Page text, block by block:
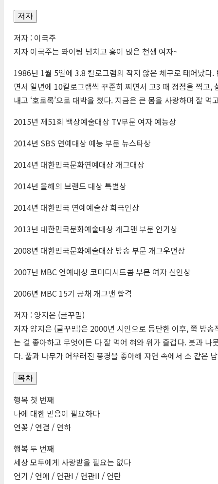
저자
저자 : 이국주
저자 이국주는 퐈이팅 넘치고 흥이 많은 천생 여자~
1986년 1월 5일에 3.8 킬로그램의 작지 않은 체구로 태어났
면서 일년에 10킬로그램씩 꾸준히 찌면서 고3 때 정점을 찍고,
내고 ‘호로록’으로 대박을 쳤다. 지금은 큰 몸을 사랑하며 잘 먹
2015년 제51회 백상예술대상 TV부문 여자 예능상
2014년 SBS 연예대상 예능 부문 뉴스타상
2014년 대한민국문화연예대상 개그대상
2014년 올해의 브랜드 대상 특별상
2014년 대한민국 연예예술상 희극인상
2013년 대한민국문화예술대상 개그맨 부문 인기상
2008년 대한민국문화예술대상 방송 부문 개그우먼상
2007년 MBC 연예대상 코미디시트콤 부믄 여자 신인상
2006년 MBC 15기 공채 개그맨 합격
저자 : 양지은 (글꾸밈)
저자 양지은 (글꾸밈)은 2000년 시인으로 등단한 이후, 쭉 방
는 걸 좋아하고 무엇이든 다 잘 먹어 혀와 위가 즐겁다. 붓과
다. 풀과 나무가 어우러진 풍경을 좋아해 자연 속에서 소 같은
목차
행복 첫 번째
나에 대한 믿음이 필요하다
연꽃 / 연결 / 연하
행복 두 번째
세상 모두에게 사랑받을 필요는 없다
연기 / 연애 / 연관I / 연관II / 연탄